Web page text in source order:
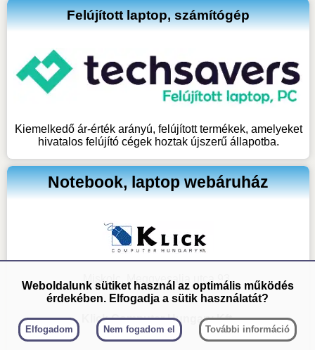
Felújított laptop, számítógép
Kiemelkedő ár-érték arányú, felújított termékek, amelyeket
hivatalos felújító cégek hoztak újszerű állapotba.
Notebook, laptop webáruház
Miskolc, Meggyesalja utca 93.
Klick Computer Hungary Kft.
Weboldalunk sütiket használ az optimális működés
érdekében. Elfogadja a sütik használatát?
Elfogadom Nem fogadom el További információ